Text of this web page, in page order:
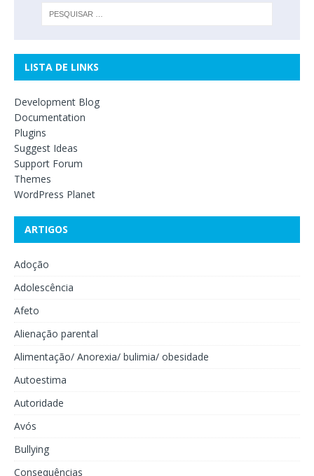
LISTA DE LINKS
Development Blog
Documentation
Plugins
Suggest Ideas
Support Forum
Themes
WordPress Planet
ARTIGOS
Adoção
Adolescência
Afeto
Alienação parental
Alimentação/ Anorexia/ bulimia/ obesidade
Autoestima
Autoridade
Avós
Bullying
Consequências